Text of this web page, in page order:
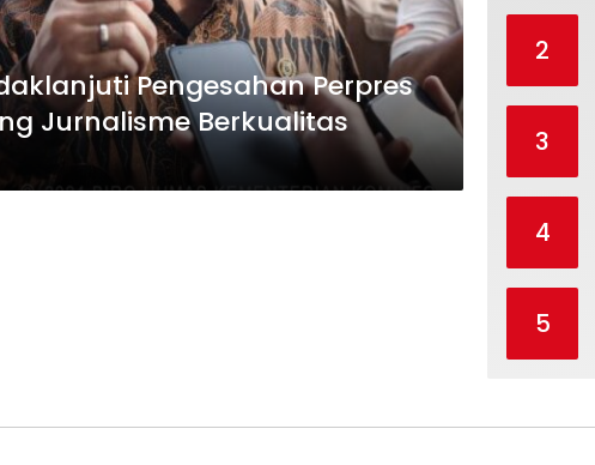
Pengesahan Perpres
Jurnalisme Berkualitas
2
3
4
5